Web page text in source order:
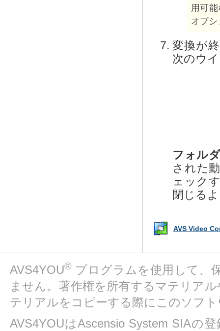
用可
オプシ
変換が
次のウ
フォル
された
ェック
閉じる
AVS Video
AVS4YOU® プログラムを使用して、
ません。著作権を所有するマテリア
テリアルをコピーする際にこのソフ
AVS4YOUはAscensio System SIAの